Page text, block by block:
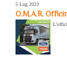
5 Lug 2023
O.M.A.R.